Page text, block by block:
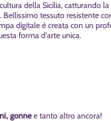
della Sicilia, catturando
Bellissimo tessuto resistente
digitale è creata con un
forma d'arte unica.
gonnee tanto altro ancora!